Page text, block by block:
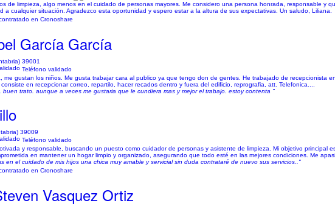
de limpieza, algo menos en el cuidado de personas mayores. Me considero una persona honrada, responsable y
a cualquier situación. Agradezco esta oportunidad y espero estar a la altura de sus expectativas. Un saludo, Liliana.
en Cronoshare
García García
39001
Teléfono validado
me gustan los niños. Me gusta trabajar cara al publico ya que tengo don de gentes. He trabajado de recepcionista
en recepcionar correo, repartilo, hacer recados dentro y fuera del edificio, reprografia, att. Telefonica....
buen trato. aunque a veces me gustaria que le cundiera mas y mejor el trabajo. estoy contenta "
39009
Teléfono validado
y responsable, buscando un puesto como cuidador de personas y asistente de limpieza. Mi objetivo principal
en mantener un hogar limpio y organizado, asegurando que todo esté en las mejores condiciones. Me
en el cuidado de mis hijos una chica muy amable y servicial sin duda contrataré de nuevo sus servicios.."
en Cronoshare
Vasquez Ortiz